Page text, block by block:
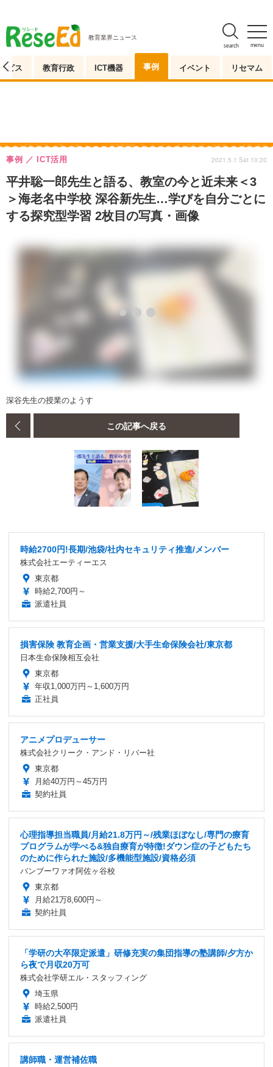
menu
search
教育業界ニュース
ビス 教育行政 ICT機器 事例 イベント リセマム
平井聡一郎先生と語る、教室の今と近未来＜3
＞海老名中学校 深谷新先生…学びを自分ごとに
する探究型学習 2枚目の写真・画像
事例 ICT活用 2021.5.1 Sat 10:20
深谷先生の授業のようす
この記事へ戻る
時給2700円!長期/池袋/社内セキュリティ推進/メンバー
株式会社エーティーエス
東京都
時給2,700円～
派遣社員
損害保険 教育企画・営業支援/大手生命保険会社/東京都
日本生命保険相互会社
東京都
年収1,000万円～1,600万円
正社員
アニメプロデューサー
株式会社クリーク・アンド・リバー社
東京都
月給40万円～45万円
契約社員
心理指導担当職員/月給21.8万円～/残業ほぼなし/専門の療育
プログラムが学べる&独自療育が特徴!ダウン症の子どもたち
のために作られた施設/多機能型施設/資格必須
バンブーワァオ阿佐ヶ谷校
東京都
月給21万8,600円～
契約社員
「学研の大卒限定派遣」研修充実の集団指導の塾講師/夕方か
ら夜で月収20万可
株式会社学研エル・スタッフィング
埼玉県
時給2,500円
派遣社員
講師職・運営補佐職